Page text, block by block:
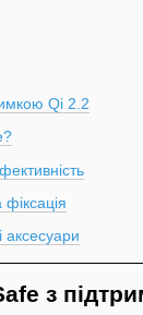
Qi 2.2
фіксація
аксесуари
з